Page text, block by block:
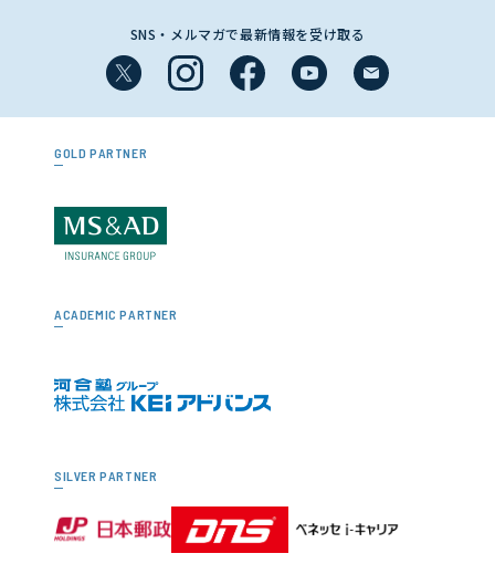
SNS・メルマガで最新情報を受け取る
GOLD PARTNER
ACADEMIC PARTNER
SILVER PARTNER